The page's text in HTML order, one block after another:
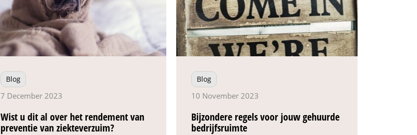
Blog
7 December 2023
Wist u dit al over het rendement van
preventie van ziekteverzuim?
Blog
10 November 2023
Bijzondere regels voor jouw gehuurde
bedrijfsruimte